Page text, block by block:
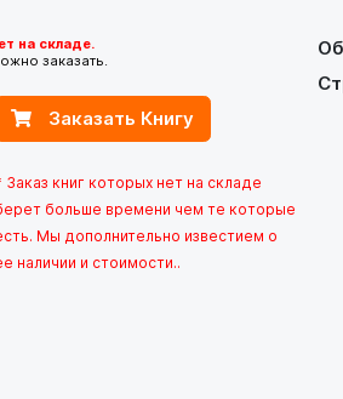
на складе.
заказать.
Заказать Книгу
Заказ книг которых нет на складе
больше времени чем те которые
Мы дополнительно известием о
наличии и стоимости..